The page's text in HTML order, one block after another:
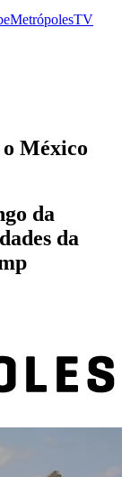
MetrópolesTV
México
da
da